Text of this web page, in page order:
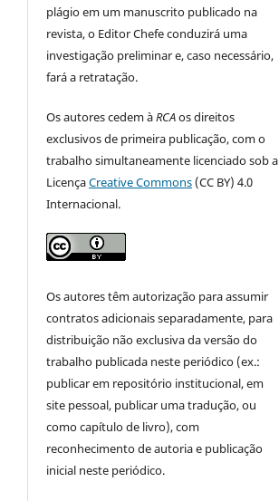
plágio em um manuscrito publicado na
revista, o Editor Chefe conduzirá uma
investigação preliminar e, caso necessário,
fará a retratação.
Os autores cedem àRCAos direitos
exclusivos de primeira publicação, com o
trabalho simultaneamente licenciado sob a
LicençaCreative Commons (CC BY) 4.0
Internacional.
Os autores têm autorização para assumir
contratos adicionais separadamente, para
distribuição não exclusiva da versão do
trabalho publicada neste periódico (ex.:
publicar em repositório institucional, em
site pessoal, publicar uma tradução, ou
como capítulo de livro), com
reconhecimento de autoria e publicação
inicial neste periódico.